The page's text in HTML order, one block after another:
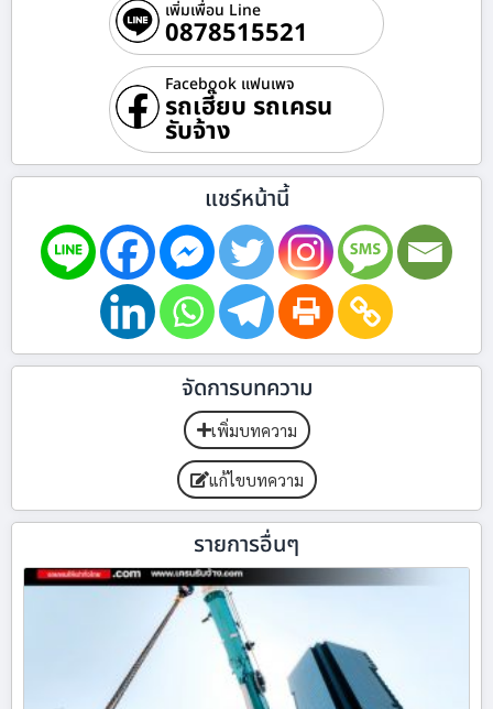
เพิ่มเพื่อน Line
0878515521
Facebook แฟนเพจ
รถเฮี๊ยบ รถเครน
รับจ้าง
แชร์หน้านี้
จัดการบทความ
เพิ่มบทความ
แก้ไขบทความ
รายการอื่นๆ